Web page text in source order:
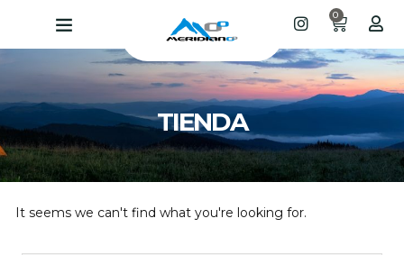
0
TIENDA
It seems we can't find what you're looking for.